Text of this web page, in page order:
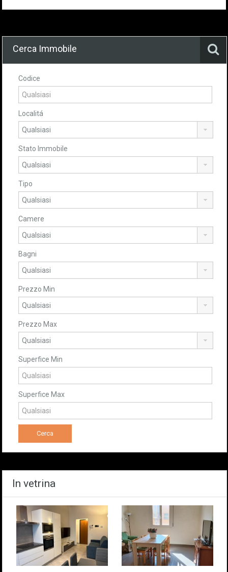
Cerca Immobile
Codice
Localitá
Stato Immobile
Tipo
Camere
Bagni
Prezzo Min
Prezzo Max
Superfice Min
Superfice Max
In vetrina